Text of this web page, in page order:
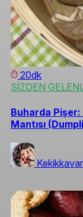
20dk
SİZDEN
Buharda Pişer:
Mantısı